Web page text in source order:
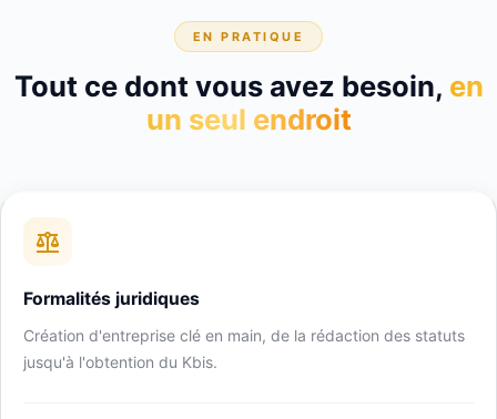
EN PRATIQUE
Tout ce dont vous avez besoin, en
un seul endroit
Formalités juridiques
Création d'entreprise clé en main, de la rédaction des statuts
jusqu'à l'obtention du Kbis.